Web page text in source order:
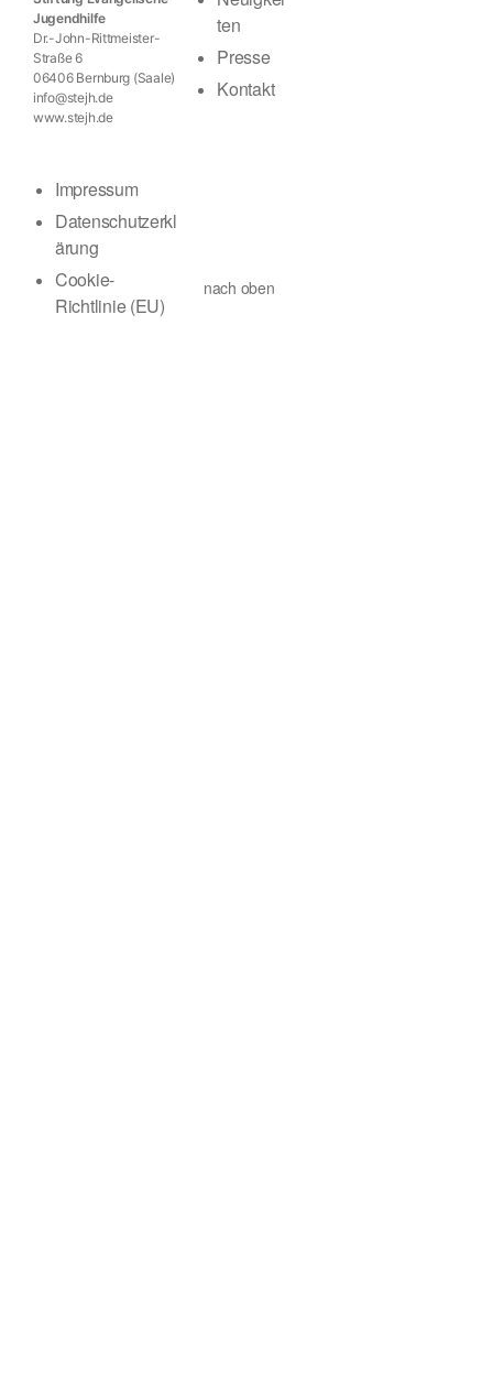
Jugendhilfe
Dr.-John-Rittmeister-
Straße 6
06406 Bernburg (Saale)
info@stejh.de
www.stejh.de
ten
Presse
Kontakt
Impressum
Datenschutzerkl
ärung
Cookie-
Richtlinie (EU)
nach oben